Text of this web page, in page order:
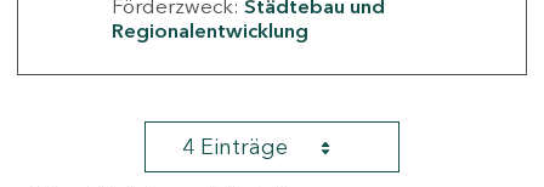
Förderzweck: Städtebau und
Regionalentwicklung
4 Einträge